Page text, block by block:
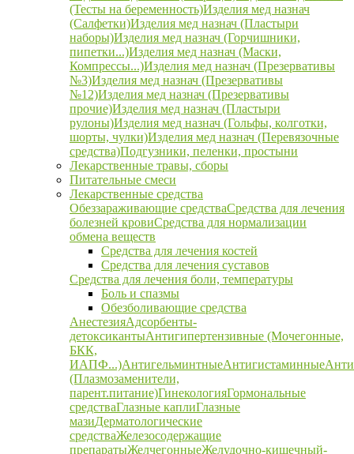
(Тесты на беременность)Изделия мед назнач
(Салфетки)Изделия мед назнач (Пластыри
наборы)Изделия мед назнач (Горчишники,
пипетки...)Изделия мед назнач (Маски,
Компрессы...)Изделия мед назнач (Презервативы
№3)Изделия мед назнач (Презервативы
№12)Изделия мед назнач (Презервативы
прочие)Изделия мед назнач (Пластыри
рулоны)Изделия мед назнач (Гольфы, колготки,
шорты, чулки)Изделия мед назнач (Перевязочные
средства)Подгузники, пеленки, простыни
Лекарственные травы, сборы
Питательные смеси
Лекарственные средства
Обеззараживающие средстваСредства для лечения
болезней кровиСредства для нормализации
обмена веществ
Средства для лечения костей
Средства для лечения суставов
Средства для лечения боли, температуры
Боль и спазмы
Обезболивающие средства
АнестезияАдсорбенты-
детоксикантыАнтигипертензивные (Мочегонные,
БКК,
ИАПФ...)АнтигельминтныеАнтигистаминные
(Плазмозаменители,
парент.питание)ГинекологияГормональные
средстваГлазные каплиГлазные
мазиДерматологические
средстваЖелезосодержащие
препаратыЖелчегонныеЖелудочно-кишечный-